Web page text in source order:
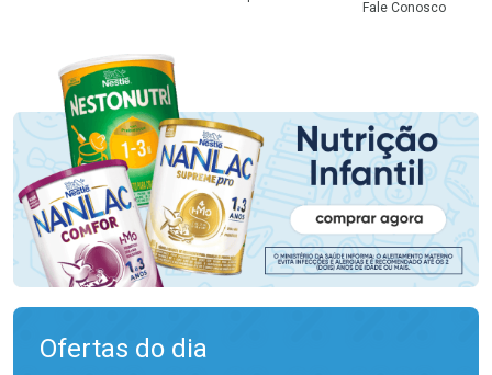
Fale Conosco
Ofertas do dia